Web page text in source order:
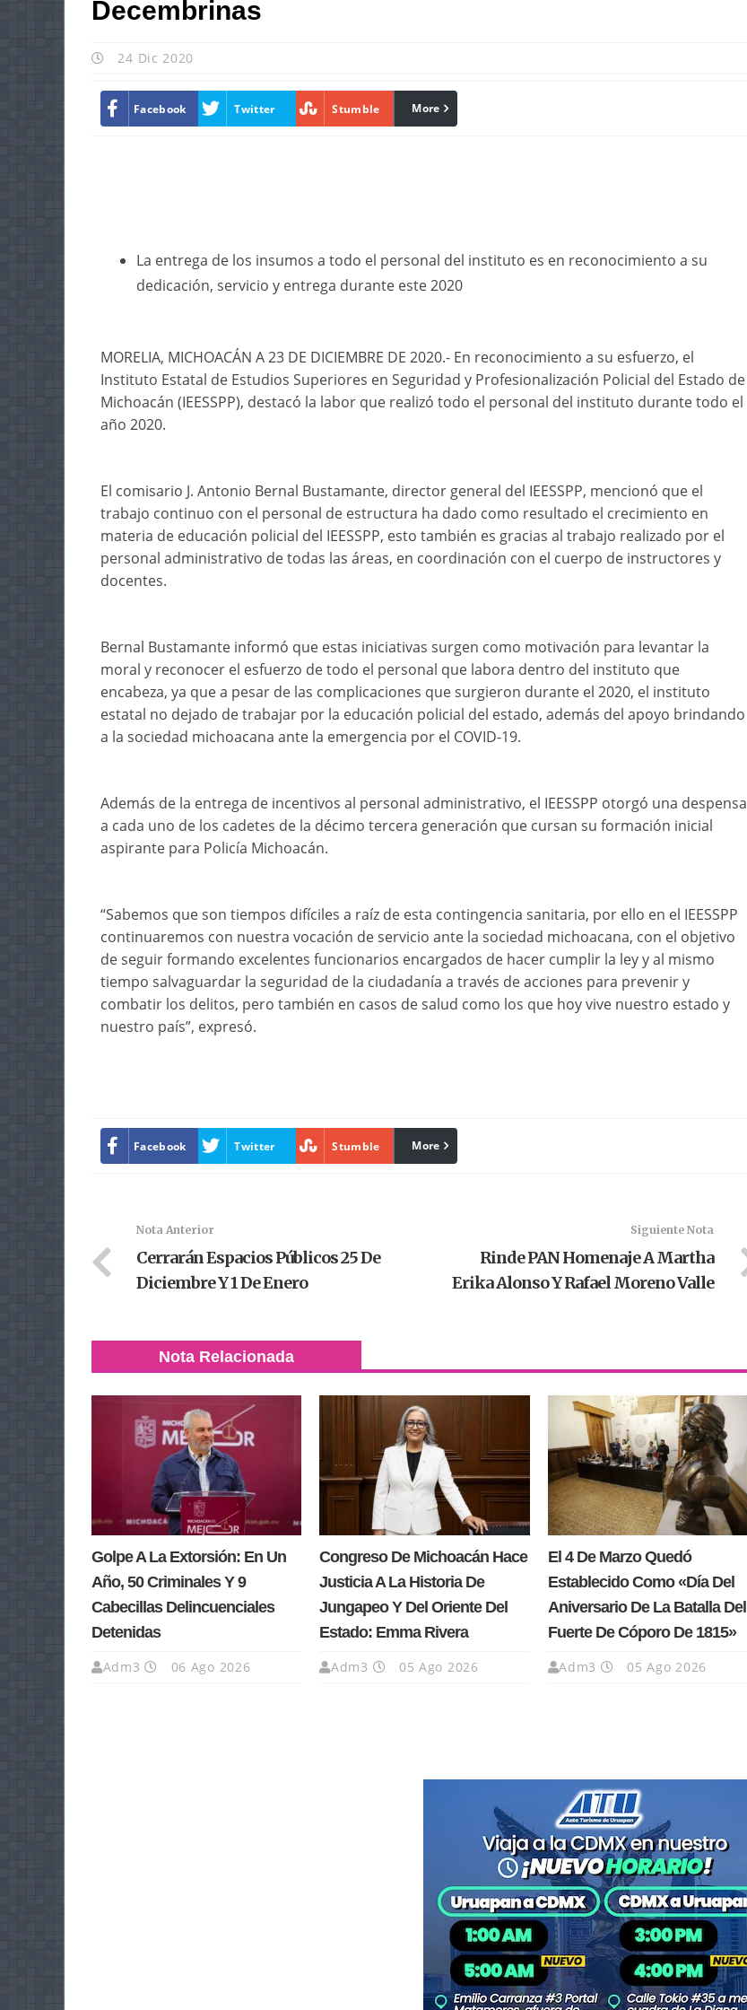
Decembrinas
24 Dic 2020
Facebook Twitter Stumble linkedin
More
La entrega de los insumos a todo el personal del instituto es en reconocimiento a su
dedicación, servicio y entrega durante este 2020
MORELIA, MICHOACÁN A 23 DE DICIEMBRE DE 2020.- En reconocimiento a su esfuerzo, el
Instituto Estatal de Estudios Superiores en Seguridad y Profesionalización Policial del Estado de
Michoacán (IEESSPP), destacó la labor que realizó todo el personal del instituto durante todo el
año 2020.
El comisario J. Antonio Bernal Bustamante, director general del IEESSPP, mencionó que el
trabajo continuo con el personal de estructura ha dado como resultado el crecimiento en
materia de educación policial del IEESSPP, esto también es gracias al trabajo realizado por el
personal administrativo de todas las áreas, en coordinación con el cuerpo de instructores y
docentes.
Bernal Bustamante informó que estas iniciativas surgen como motivación para levantar la
moral y reconocer el esfuerzo de todo el personal que labora dentro del instituto que
encabeza, ya que a pesar de las complicaciones que surgieron durante el 2020, el instituto
estatal no dejado de trabajar por la educación policial del estado, además del apoyo brindando
a la sociedad michoacana ante la emergencia por el COVID-19.
Además de la entrega de incentivos al personal administrativo, el IEESSPP otorgó una despensa
a cada uno de los cadetes de la décimo tercera generación que cursan su formación inicial
aspirante para Policía Michoacán.
“Sabemos que son tiempos difíciles a raíz de esta contingencia sanitaria, por ello en el IEESSPP
continuaremos con nuestra vocación de servicio ante la sociedad michoacana, con el objetivo
de seguir formando excelentes funcionarios encargados de hacer cumplir la ley y al mismo
tiempo salvaguardar la seguridad de la ciudadanía a través de acciones para prevenir y
combatir los delitos, pero también en casos de salud como los que hoy vive nuestro estado y
nuestro país”, expresó.
Facebook Twitter Stumble linkedin
More
Nota Anterior
Cerrarán Espacios Públicos 25 De
Diciembre Y 1 De Enero
Siguiente Nota
Rinde PAN Homenaje A Martha
Erika Alonso Y Rafael Moreno Valle
Nota Relacionada
Golpe A La Extorsión: En Un
Año, 50 Criminales Y 9
Cabecillas Delincuenciales
Detenidas
Adm3 06 Ago 2026
Congreso De Michoacán Hace
Justicia A La Historia De
Jungapeo Y Del Oriente Del
Estado: Emma Rivera
Adm3 05 Ago 2026
El 4 De Marzo Quedó
Establecido Como «Día Del
Aniversario De La Batalla Del
Fuerte De Cóporo De 1815»
Adm3 05 Ago 2026